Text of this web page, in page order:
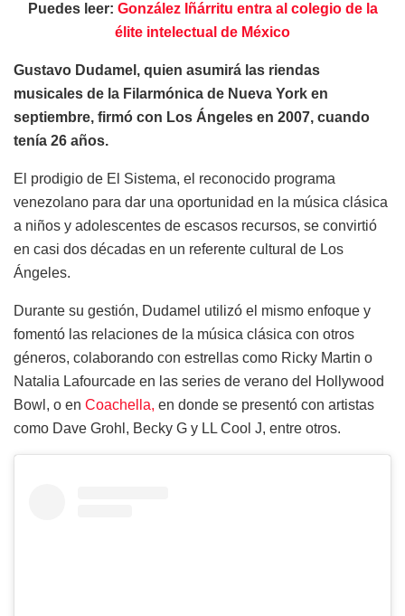
Puedes leer: González Iñárritu entra al colegio de la
élite intelectual de México
Gustavo Dudamel, quien asumirá las riendas
musicales de la Filarmónica de Nueva York en
septiembre, firmó con Los Ángeles en 2007, cuando
tenía 26 años.
El prodigio de El Sistema, el reconocido programa
venezolano para dar una oportunidad en la música clásica
a niños y adolescentes de escasos recursos, se convirtió
en casi dos décadas en un referente cultural de Los
Ángeles.
Durante su gestión, Dudamel utilizó el mismo enfoque y
fomentó las relaciones de la música clásica con otros
géneros, colaborando con estrellas como Ricky Martin o
Natalia Lafourcade en las series de verano del Hollywood
Bowl, o en Coachella, en donde se presentó con artistas
como Dave Grohl, Becky G y LL Cool J, entre otros.